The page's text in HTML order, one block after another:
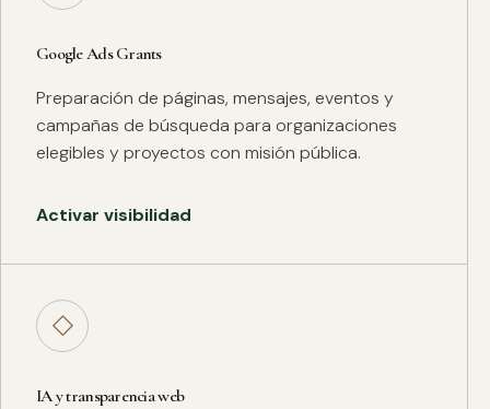
Google Ads Grants
Preparación de páginas, mensajes, eventos y
campañas de búsqueda para organizaciones
elegibles y proyectos con misión pública.
Activar visibilidad
◇
IA y transparencia web